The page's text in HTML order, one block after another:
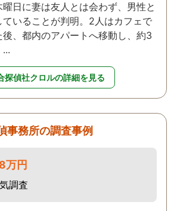
日に妻は友人とは会わず、男性と
いることが判明。2人はカフェで
、都内のアパートへ移動し、約3
探偵社クロルの詳細を見る
事務所の調査事例
万円
調査